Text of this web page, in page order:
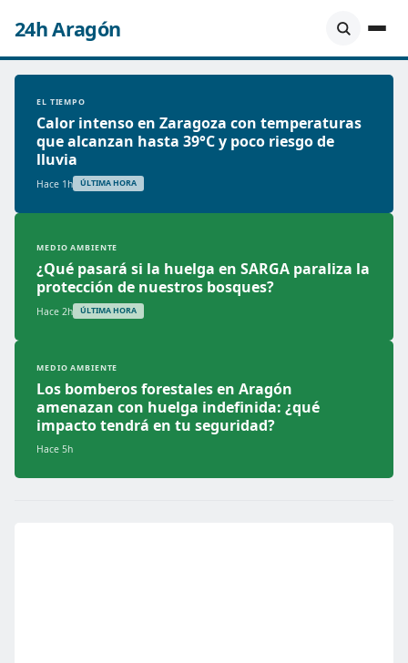
24h Aragón
EL TIEMPO
Calor intenso en Zaragoza con temperaturas
que alcanzan hasta 39°C y poco riesgo de
lluvia
Hace 1h ÚLTIMA HORA
MEDIO AMBIENTE
¿Qué pasará si la huelga en SARGA paraliza la
protección de nuestros bosques?
Hace 2h ÚLTIMA HORA
MEDIO AMBIENTE
Los bomberos forestales en Aragón
amenazan con huelga indefinida: ¿qué
impacto tendrá en tu seguridad?
Hace 5h